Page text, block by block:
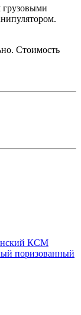
грузовыми
Стоимость
КСМ
поризованный